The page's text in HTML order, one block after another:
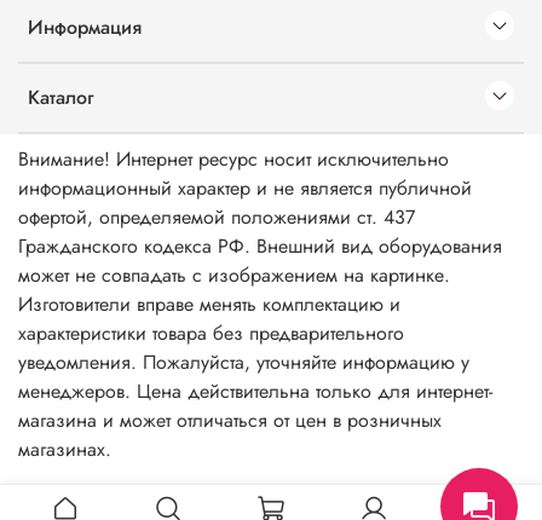
Информация
Каталог
Внимание! Интернет ресурс носит исключительно
информационный характер и не является публичной
офертой, определяемой положениями ст. 437
Гражданского кодекса РФ. Внешний вид оборудования
может не совпадать с изображением на картинке.
Изготовители вправе менять комплектацию и
характеристики товара без предварительного
уведомления. Пожалуйста, уточняйте информацию у
менеджеров. Цена действительна только для интернет-
магазина и может отличаться от цен в розничных
магазинах.